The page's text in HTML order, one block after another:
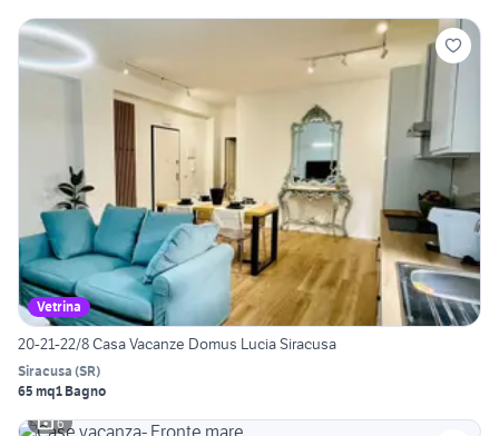
Vetrina
20-21-22/8 Casa Vacanze Domus Lucia Siracusa
Siracusa (SR)
65 mq1 Bagno
6